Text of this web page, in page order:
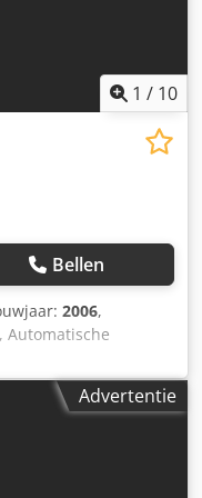
1 / 10
Bellen
2006,
, Automatische
dubbele
(A-EK-3): Nat
4-
De-poeder station
Advertentie